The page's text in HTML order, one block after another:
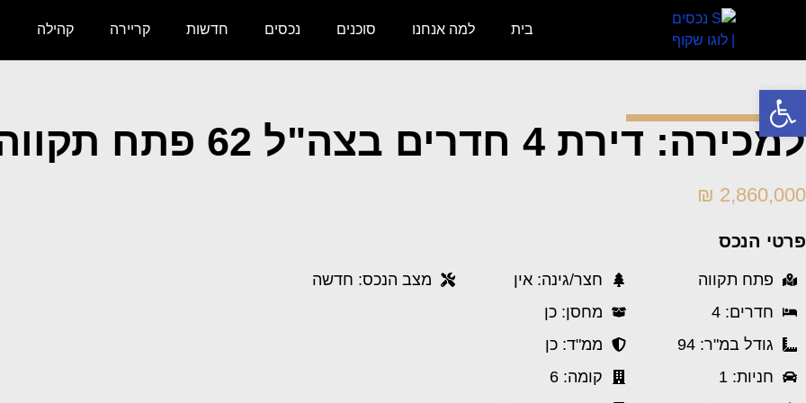
פתח סרגל נגישות
בית למה אנחנו סוכנים נכסים חדשות קריירה קהילה
למכירה: דירת 4 חדרים בצה"ל 62 פתח תקווה
2,860,000 ₪
פרטי הנכס
פתח תקווה
חדרים: 4
גודל במ"ר: 94
חניות: 1
חצר/גינה: אין
מחסן: כן
ממ"ד: כן
קומה: 6
מצב הנכס: חדשה